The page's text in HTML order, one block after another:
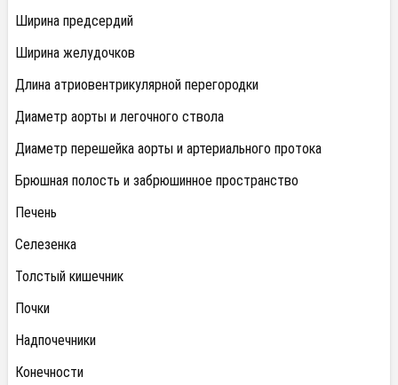
Ширина предсердий
Ширина желудочков
Длина атриовентрикулярной перегородки
Диаметр аорты и легочного ствола
Диаметр перешейка аорты и артериального протока
Брюшная полость и забрюшинное пространство
Печень
Селезенка
Толстый кишечник
Почки
Надпочечники
Конечности